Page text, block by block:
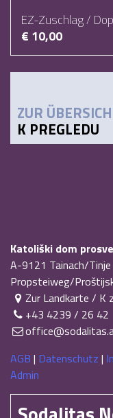
EZ-Zuschlag /
€ 10,00
ZUR
K PREGLEDU
Katoliški dom
A-9121 Tainach/Tinje
Propsteiweg/
Zur Landkarte / K
+43 4239 / 26 42
AGB | Datenschutz |
Admin